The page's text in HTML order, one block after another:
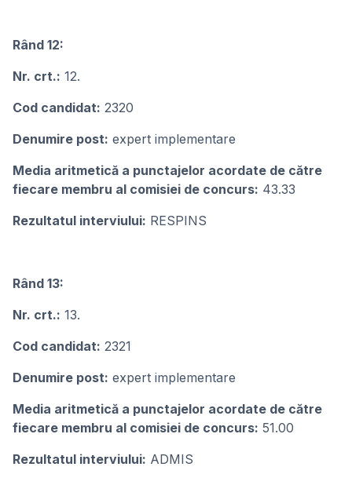
Rând 12:
Nr. crt.: 12.
Cod candidat: 2320
Denumire post: expert implementare
Media aritmetică a punctajelor acordate de către
fiecare membru al comisiei de concurs: 43.33
Rezultatul interviului: RESPINS
Rând 13:
Nr. crt.: 13.
Cod candidat: 2321
Denumire post: expert implementare
Media aritmetică a punctajelor acordate de către
fiecare membru al comisiei de concurs: 51.00
Rezultatul interviului: ADMIS